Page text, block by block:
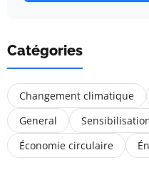
Catégories
Changement climatique
General
Économie circulaire